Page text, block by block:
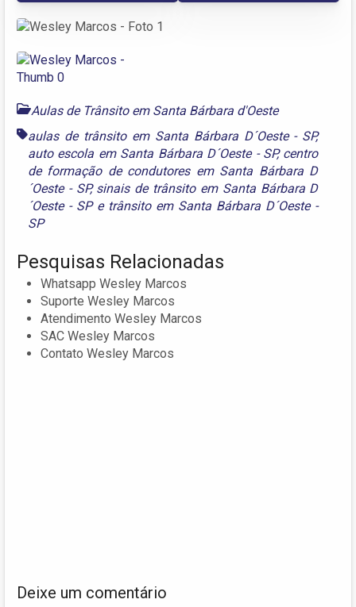
Aulas de Trânsito em Santa Bárbara d'Oeste
aulas de trânsito em Santa Bárbara D´Oeste - SP,
auto escola em Santa Bárbara D´Oeste - SP, centro
de formação de condutores em Santa Bárbara D
´Oeste - SP, sinais de trânsito em Santa Bárbara D
´Oeste - SPe trânsito em Santa Bárbara D´Oeste -
SP
Pesquisas Relacionadas
Whatsapp Wesley Marcos
Suporte Wesley Marcos
Atendimento Wesley Marcos
SAC Wesley Marcos
Contato Wesley Marcos
Deixe um comentário